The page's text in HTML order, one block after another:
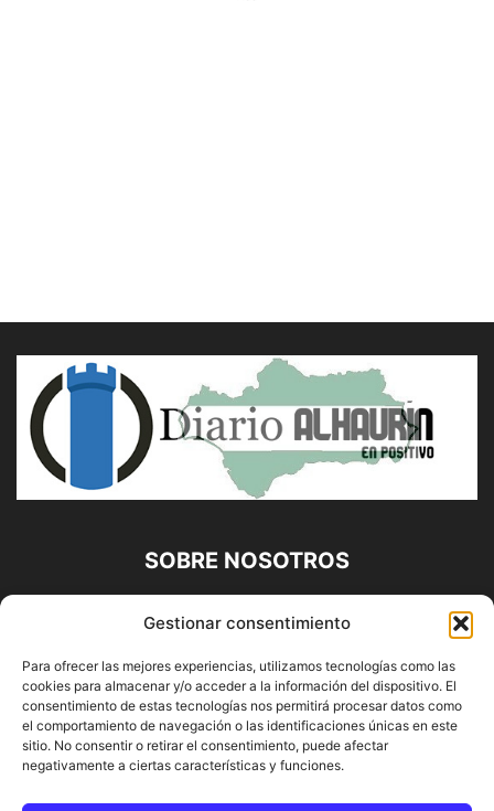
Gestionar consentimiento
Para ofrecer las mejores experiencias, utilizamos tecnologías como las
cookies para almacenar y/o acceder a la información del dispositivo. El
consentimiento de estas tecnologías nos permitirá procesar datos como
el comportamiento de navegación o las identificaciones únicas en este
sitio. No consentir o retirar el consentimiento, puede afectar
negativamente a ciertas características y funciones.
SOBRE NOSOTROS
Diario Alhaurín (www.alhaurindelatorre.com) Propiedad de
Francisco E. López López | 639 95 71 95 | Noticias de
Alhaurín de la Torre, Málaga y Provincia|
Contáctanos:info@alhaurindelatorre.com
SÍGUENOS